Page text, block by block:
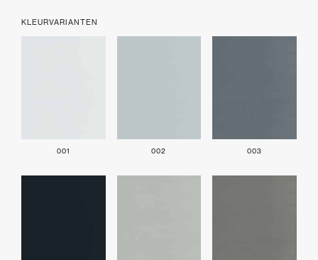
KLEURVARIANTEN
001 002 003